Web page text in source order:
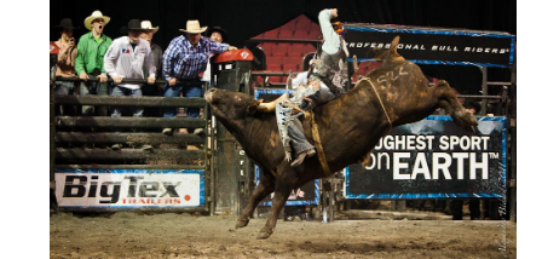
dernier
Festival
Western
de
St-
Tite
en
2012